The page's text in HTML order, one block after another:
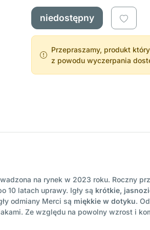
niedostępny
Przepraszamy, produkt
z powodu wyczerpania
na rynek w 2023 roku. Roczny
10 latach uprawy. Igły są krótkie,
odmiany Merci są miękkie w dotyku.
Ze względu na powolny wzrost i